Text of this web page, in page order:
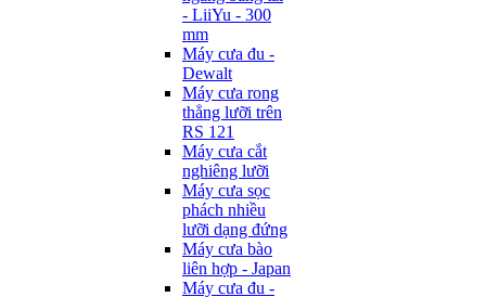
- LiiYu - 300
mm
Máy cưa đu -
Dewalt
Máy cưa rong
thẳng lưỡi trên
RS 121
Máy cưa cắt
nghiêng lưỡi
Máy cưa sọc
phách nhiều
lưỡi dạng đứng
Máy cưa bào
liên hợp - Japan
Máy cưa đu -